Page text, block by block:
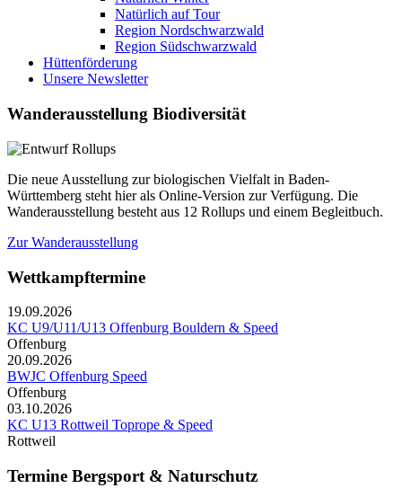
Natürlich auf Tour
Region Nordschwarzwald
Region Südschwarzwald
Hüttenförderung
Unsere Newsletter
Wanderausstellung Biodiversität
Die neue Ausstellung zur biologischen Vielfalt in Baden-
Württemberg steht hier als Online-Version zur Verfügung. Die
Wanderausstellung besteht aus 12 Rollups und einem Begleitbuch.
Zur Wanderausstellung
Wettkampftermine
19.09.2026
KC U9/U11/U13 Offenburg Bouldern & Speed
Offenburg
20.09.2026
BWJC Offenburg Speed
Offenburg
03.10.2026
KC U13 Rottweil Toprope & Speed
Rottweil
Termine Bergsport & Naturschutz